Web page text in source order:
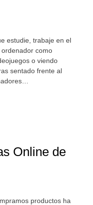
estudie, trabaje en el
como
o viendo
sentado frente al
Online de
productos ha